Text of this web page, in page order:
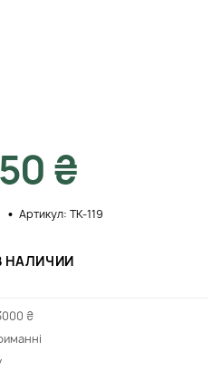
₴
Артикул: ТК-119
НАЛИЧИИ
₴